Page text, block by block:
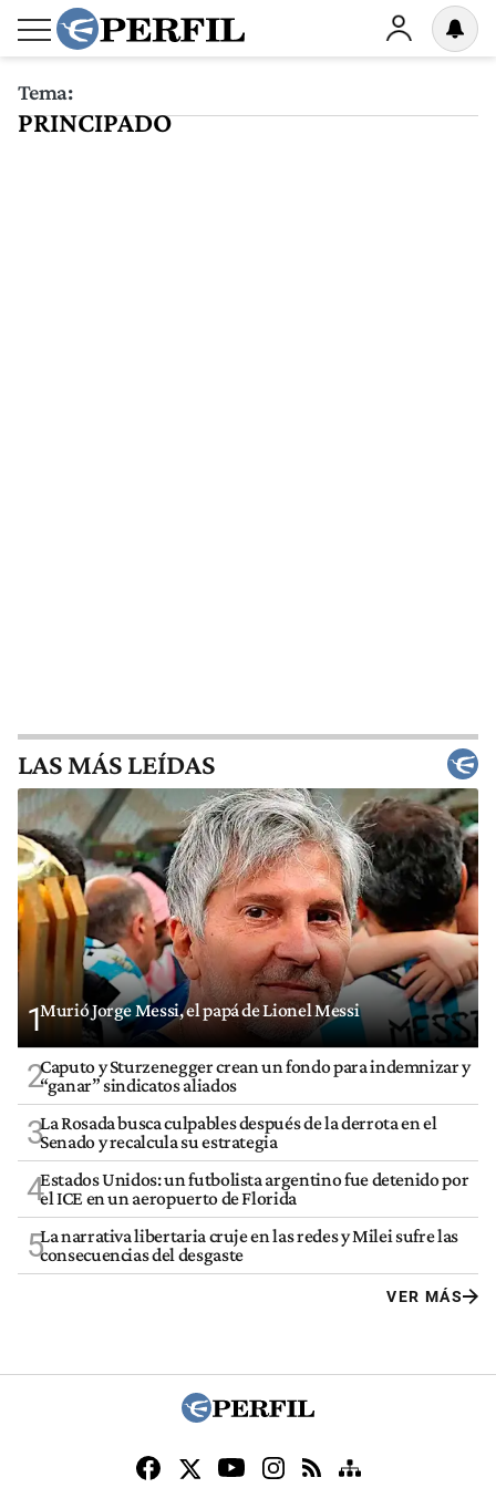
Tema:
PRINCIPADO
LAS MÁS LEÍDAS
1Murió Jorge Messi, el papá de Lionel Messi
2Caputo y Sturzenegger crean un fondo para indemnizar y
“ganar” sindicatos aliados
3La Rosada busca culpables después de la derrota en el
Senado y recalcula su estrategia
4Estados Unidos: un futbolista argentino fue detenido por
el ICE en un aeropuerto de Florida
5La narrativa libertaria cruje en las redes y Milei sufre las
consecuencias del desgaste
VER MÁS